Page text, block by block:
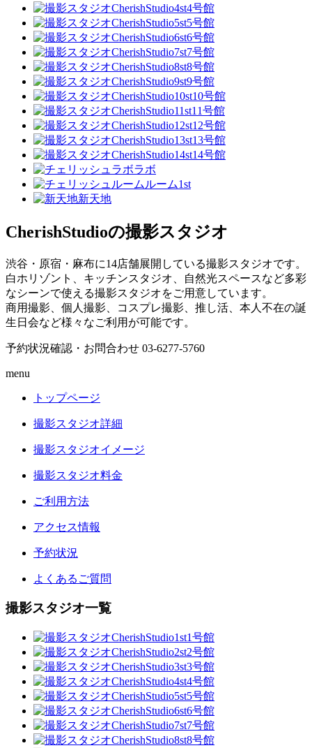
4号館
5号館
6号館
7号館
8号館
9号館
10号館
11号館
12号館
13号館
14号館
ラボ
ルーム1st
新天地
CherishStudioの撮影スタジオ
渋谷・原宿・麻布に14店舗展開している撮影スタジオです。
白ホリゾント、キッチンスタジオ、自然光スペースなど多彩
なシーンで使える撮影スタジオをご用意しています。
商用撮影、個人撮影、コスプレ撮影、推し活、本人不在の誕
生日会など様々なご利用が可能です。
予約状況確認・お問合わせ 03-6277-5760
menu
トップページ
撮影スタジオ詳細
撮影スタジオイメージ
撮影スタジオ料金
ご利用方法
アクセス情報
予約状況
よくあるご質問
撮影スタジオ一覧
1号館
2号館
3号館
4号館
5号館
6号館
7号館
8号館